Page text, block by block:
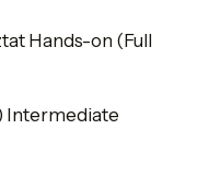
Hands-on (Full
Intermediate